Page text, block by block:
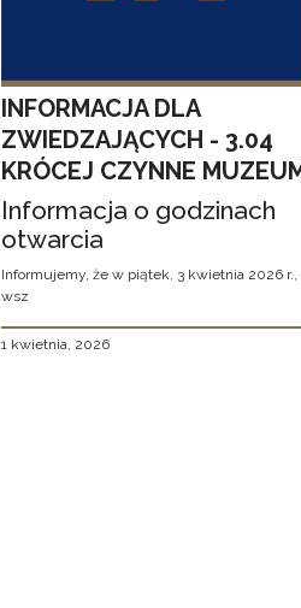
INFORMACJA DLA
ZWIEDZAJĄCYCH - 3.04
KRÓCEJ CZYNNE
Informacja o godzinach
otwarcia
Informujemy, że w piątek, 3 kwietnia 2026 r.,
wsz
1 kwietnia, 2026